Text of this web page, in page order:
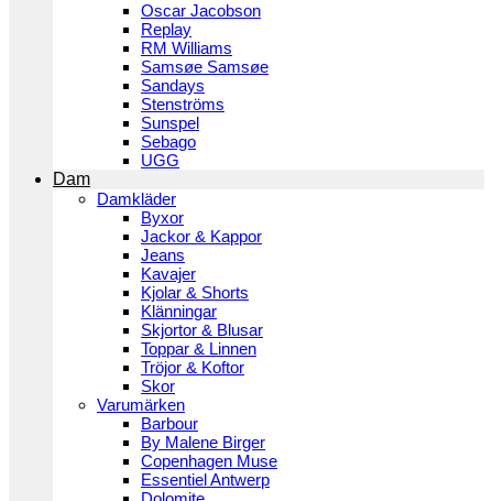
Oscar Jacobson
Replay
RM Williams
Samsøe Samsøe
Sandays
Stenströms
Sunspel
Sebago
UGG
Dam
Damkläder
Byxor
Jackor & Kappor
Jeans
Kavajer
Kjolar & Shorts
Klänningar
Skjortor & Blusar
Toppar & Linnen
Tröjor & Koftor
Skor
Varumärken
Barbour
By Malene Birger
Copenhagen Muse
Essentiel Antwerp